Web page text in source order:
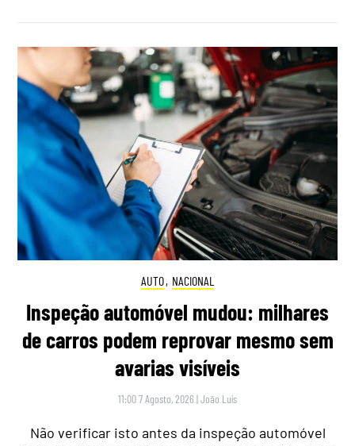
AUTO, NACIONAL
Inspeção automóvel mudou: milhares
de carros podem reprovar mesmo sem
avarias visíveis
11:00 7 Agosto, 2026 |João Luís
Não verificar isto antes da inspeção automóvel